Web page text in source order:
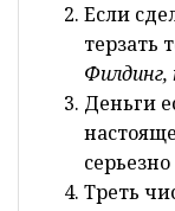
Если
терзать
Филдинг,
Деньги
Треть